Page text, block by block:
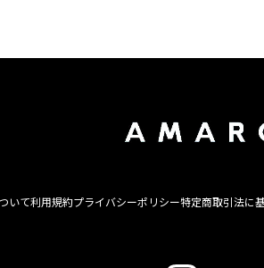
いて利用規約プライバシーポリシー特定商取引法に